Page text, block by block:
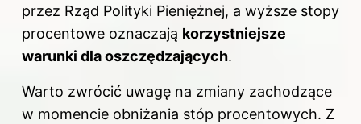
przez Rząd Polityki Pieniężnej, a wyższe stopy
procentowe oznaczają korzystniejsze
warunki dla oszczędzających.
Warto zwrócić uwagę na zmiany zachodzące
w momencie obniżania stóp procentowych. Z